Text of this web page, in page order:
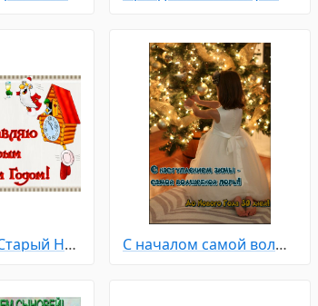
Праздники - Старый Новый Год С началом самой волшебной поры, зимы